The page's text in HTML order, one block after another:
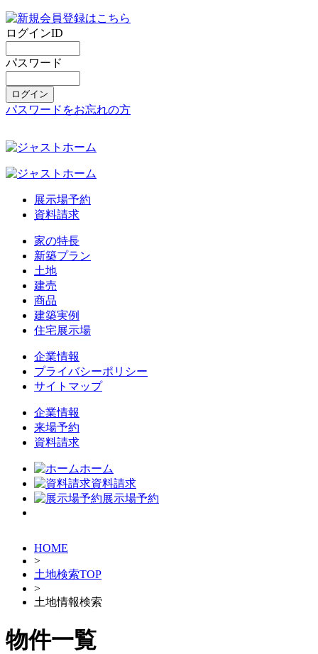
ログインID
パスワード
パスワードをお忘れの方
展示場予約
資料請求
家の特長
新築プラン
土地
建売
商品
建築実例
住宅展示場
企業情報
プライバシーポリシー
サイトマップ
企業情報
来場予約
資料請求
ホーム
資料請求
展示場予約
HOME
>
土地検索TOP
>
土地情報検索
物件一覧